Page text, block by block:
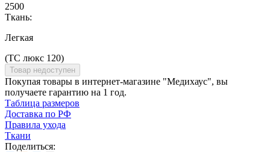
2500
Ткань:
Легкая
(ТС люкс 120)
Товар недоступен
Покупая товары в интернет-магазине "Медихаус", вы
получаете гарантию на 1 год.
Таблица размеров
Доставка по РФ
Правила ухода
Ткани
Поделиться: